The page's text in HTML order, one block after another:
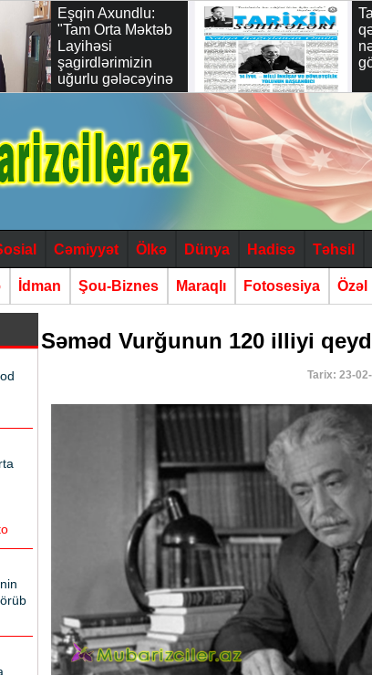
Eşqin Axundlu:
"Tam Orta Məktəb
Layihəsi
şagirdlərimizin
uğurlu gələcəyinə
qoyulan ən dəyərli
Cəmiyyət Ölkə Dünya Hadisə Təhsil
İdman Şou-Biznes Maraqlı Fotosesiya Özəl
Səməd Vurğunun 120 illiyi
Tarix: 23-